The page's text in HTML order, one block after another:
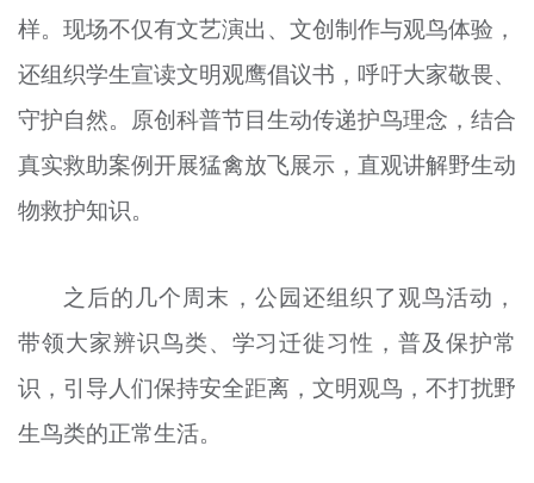
样。现场不仅有文艺演出、文创制作与观鸟体验，
还组织学生宣读文明观鹰倡议书，呼吁大家敬畏、
守护自然。原创科普节目生动传递护鸟理念，结合
真实救助案例开展猛禽放飞展示，直观讲解野生动
物救护知识。
之后的几个周末，公园还组织了观鸟活动，
带领大家辨识鸟类、学习迁徙习性，普及保护常
识，引导人们保持安全距离，文明观鸟，不打扰野
生鸟类的正常生活。